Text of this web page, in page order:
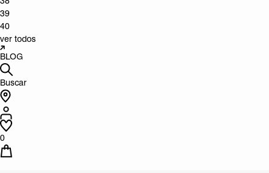
39
40
ver todos
BLOG
Buscar
0